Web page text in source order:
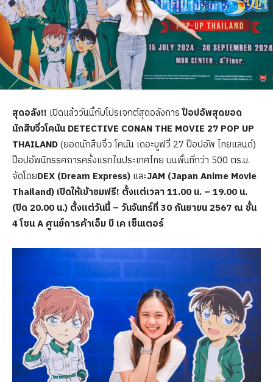
สุดอลัง!! เปิดแล้ววันนี้กับโปรเจกต์สุดอลังการป็อปอัพสุดยอด
นักสืบจิ๋วโคนัน DETECTIVE CONAN THE MOVIE 27 POP UP
THAILAND(ยอดนักสืบจิ๋ว โคนัน เดอะมูฟวี่ 27 ป็อปอัพ ไทยแลนด์)
ป็อปอัพนิทรรศการครั้งแรกในประเทศไทย บนพื้นที่กว่า 500 ตร.ม.
จัดโดยDEX (Dream Express) และJAM (Japan Anime Movie
Thailand) เปิดให้เข้าชมฟรี! ตั้งแต่เวลา11.00 น. – 19.00 น.
(ปิด 20.00 น.) ตั้งแต่วันนี้ – วันจันทร์ที่ 30 กันยายน 2567 ณ ชั้น
4 โซน A ศูนย์การค้าเอ็ม บี เค เซ็นเตอร์